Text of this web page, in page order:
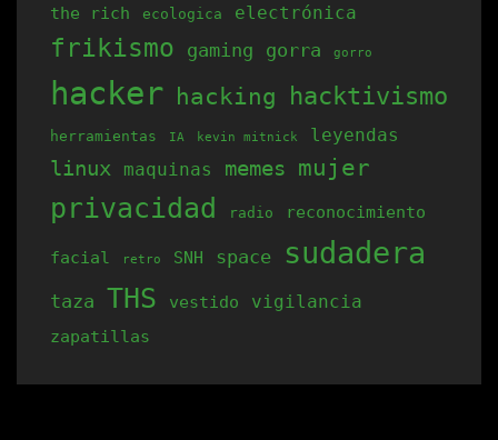
the rich
ecologica electrónica
frikismo gaming gorra gorro
hacker hacking hacktivismo
herramientas IA kevin mitnick leyendas
linux maquinas memes mujer
privacidad radio reconocimiento
facial retro SNH space sudadera
taza THS vestido vigilancia
zapatillas